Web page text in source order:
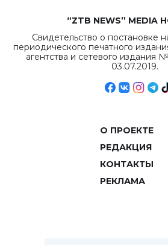
“ZTB NEWS” MEDIA
Свидетельство о постановке
периодического печатного
агентства и сетевого издания
03.07.2019.
О ПРОЕКТЕ
РЕДАКЦИЯ
КОНТАКТЫ
РЕКЛАМА